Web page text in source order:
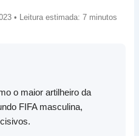
• Leitura estimada: 7 minutos
o maior artilheiro da
FIFA masculina,